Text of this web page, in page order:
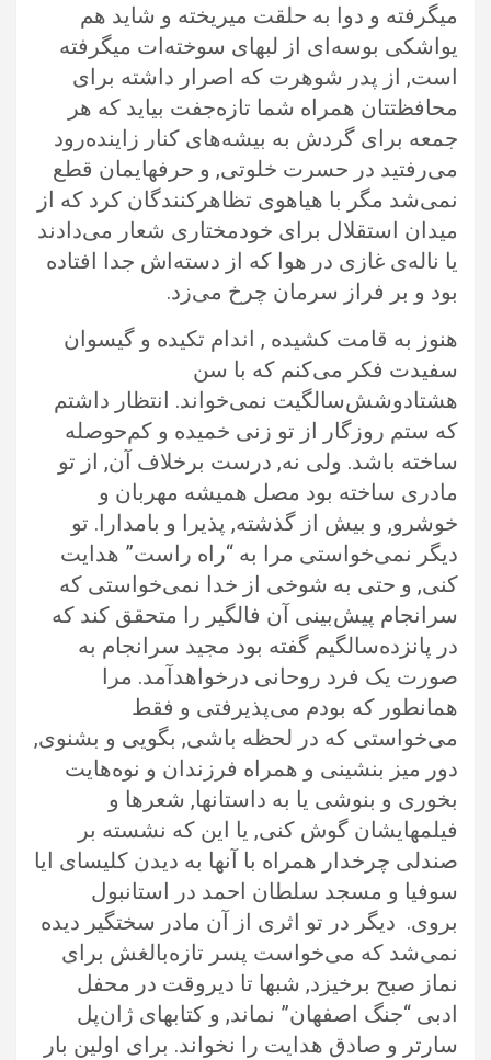
میگرفته و دوا به حلقت میریخته و شاید هم
یواشکی بوسه‌ای از لبهای سوخته‌ات میگرفته
است, از پدر شوهرت که اصرار داشته برای
محافظتتان همراه شما تازه‌جفت بیاید که هر
جمعه برای گردش به بیشه‌های کنار زاینده‌رود
می‌رفتید در حسرت خلوتی, و حرفهایمان قطع
نمی‌شد مگر با هیاهوی تظاهرکنندگان کرد که از
میدان استقلال برای خودمختاری شعار می‌دادند
یا ناله‌ی غازی در هوا که از دسته‌اش جدا افتاده
بود و بر فراز سرمان چرخ می‌زد.
هنوز به قامت کشیده , اندام تکیده و گیسوان
سفیدت فکر می‌کنم که با سن
هشتاد‌و‌شش‌سالگیت نمی‌خواند. انتظار داشتم
که ستم روزگار از تو زنی خمیده و کم‌حوصله
ساخته باشد. ولی نه, درست بر‌خلاف آن, از تو
مادری ساخته بود مصل همیشه مهربان و
خوشرو, و بیش از گذشته, پذیرا و با‌مدارا. تو
دیگر نمی‌خواستی مرا به “راه راست” هدایت
کنی, و حتی به شوخی از خدا نمی‌خواستی که
سرانجام پیش‌بینی آن فالگیر را متحقق کند که
در پانزده‌سالگیم گفته بود مجید سرانجام به
صورت یک فرد روحانی در‌خواهد‌آمد. مرا
همانطور که بودم می‌پذیرفتی و فقط
می‌خواستی که در لحظه باشی, بگویی و بشنوی,
دور میز بنشینی و همراه فرزندان و نوه‌هایت
بخوری و بنوشی یا به داستانها, شعرها و
فیلمهایشان گوش کنی, یا این که نشسته بر
صندلی چرخدار همراه با آنها به دیدن کلیسای ایا
سوفیا و مسجد سلطان احمد در استانبول
بروی. دیگر در تو اثری از آن مادر سختگیر دیده
نمی‌شد که می‌خواست پسر تازه‌بالغش برای
نماز صبح برخیزد, شبها تا دیر‌وقت در محفل
ادبی “جنگ اصفهان” نماند, و کتابهای ژان‌پل
سارتر و صادق هدایت را نخواند. برای اولین بار